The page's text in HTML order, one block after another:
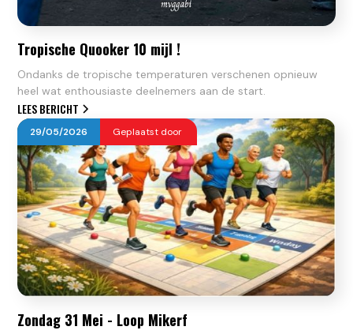
Tropische Quooker 10 mijl !
Ondanks de tropische temperaturen verschenen opnieuw
heel wat enthousiaste deelnemers aan de start.
LEES BERICHT
29/05/2026 Geplaatst door
Zondag 31 Mei - Loop Mikerf